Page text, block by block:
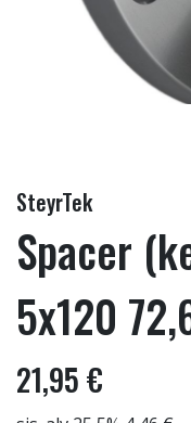
SteyrTek
Spacer
5x120
21,95 €